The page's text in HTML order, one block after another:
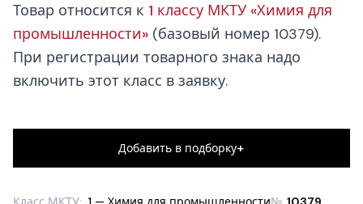
Товар относится к 1 классу МКТУ «Химия для
промышленности» (базовый номер 10379).
При регистрации товарного знака надо
включить этот класс в заявку.
Добавить в подборку+